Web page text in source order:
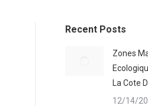
Recent Posts
Zones
La Cote
12/14/